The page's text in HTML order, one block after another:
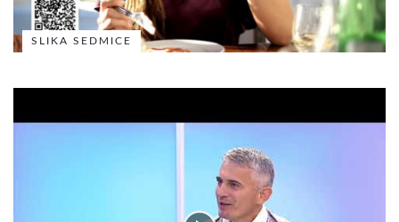
SLIKA SEDMICE